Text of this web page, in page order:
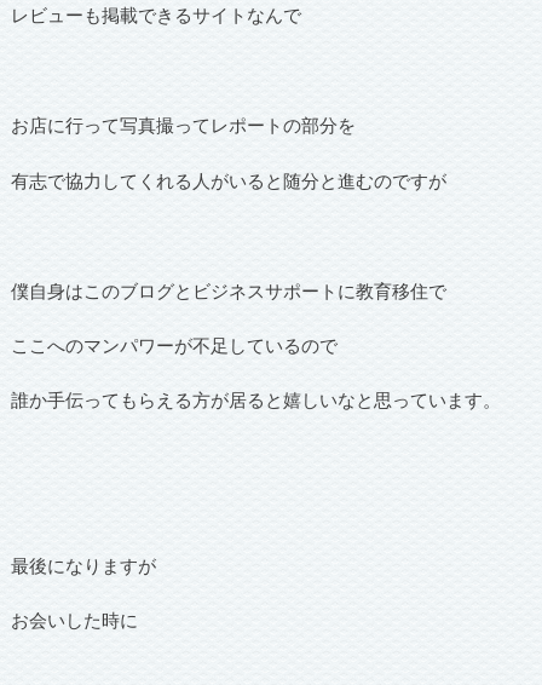
レビューも掲載できるサイトなんで
お店に行って写真撮ってレポートの部分を
有志で協力してくれる人がいると随分と進むのですが
僕自身はこのブログとビジネスサポートに教育移住で
ここへのマンパワーが不足しているので
誰か手伝ってもらえる方が居ると嬉しいなと思っています。
最後になりますが
お会いした時に